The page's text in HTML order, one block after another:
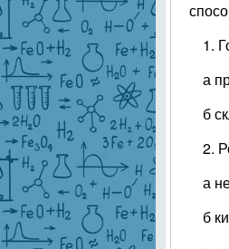
1.
а
б
2.
а
б